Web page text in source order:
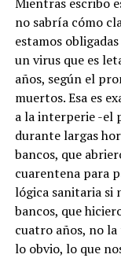
no sabría cómo
estamos
un virus que es
años, según el
muertos. Esa es
a la interperie -el
durante largas
bancos, que
cuarentena para
lógica sanitaria si
bancos, que
cuatro años, no
lo obvio, lo que